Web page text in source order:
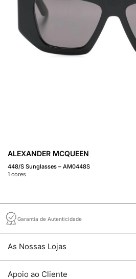
ALEXANDER MCQUEEN
448/S Sunglasses – AM0448S
1 cores
Garantia de Autenticidade
As Nossas Lojas
Apoio ao Cliente